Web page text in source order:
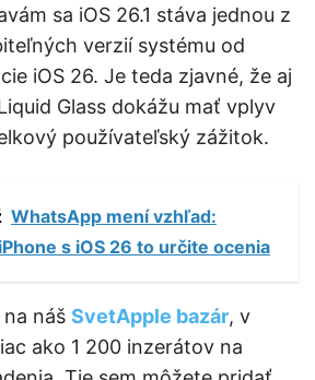
sa iOS 26.1 stáva jednou z
verzií systému od
iOS 26. Je teda zjavné, že aj
Glass dokážu mať vplyv
používateľský zážitok.
WhatsApp mení vzhľad:
s iOS 26 to určite ocenia
náš SvetApple bazár, v
ako 1 200 inzerátov na